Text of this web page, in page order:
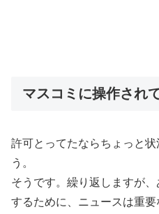
マスコミに操作され
許可とってたならちょっと
う。
そうです。繰り返しますが
するために、ニュースは重